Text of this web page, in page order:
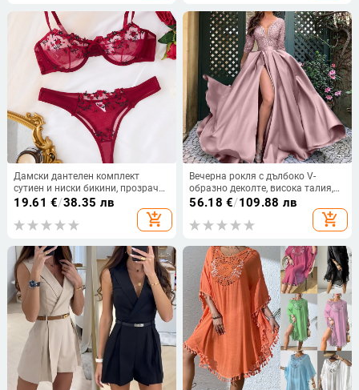
Дамски дантелен комплект
сутиен и ниски бикини, прозрачен
мрежест панел и бродерия
19.61 €/38.35 лв
add_shopping_cart
Вечерна рокля с дълбоко V-
образно деколте, висока талия,
дълги ръкави, малък шлейф,
56.18 €/109.88 лв
add_shopping_cart